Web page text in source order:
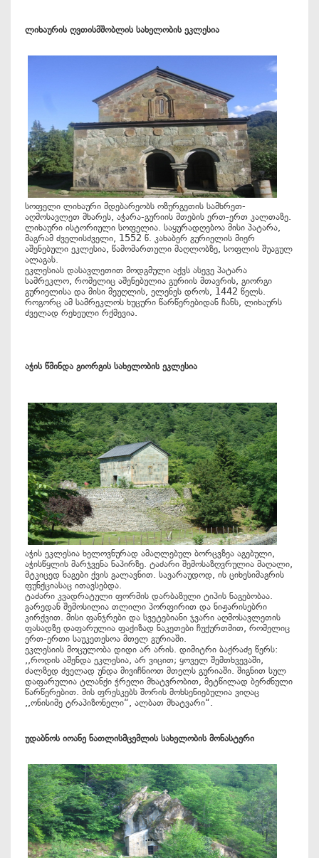
ლიხაურის ღვთისმშობლის სახელობის ეკლესია
სოფელი ლიხაური მდებარეობს ოზურგეთის სამხრეთ-
აღმოსავლეთ მხარეს, აჭარა-გურიის მთების ერთ-ერთ კალთაზე.
ლიხაური ისტორიული სოფელია. საყურადღებოა მისი პატარა,
მაგრამ ძველისძველი, 1552 წ. კახაბერ გურიელის მიერ
აშენებული ეკლესია, წამომართული მაღლობზე, სოფლის შუაგულ
ალაგას.
ეკლესიას დასავლეთით მოდგმული აქვს ასევე პატარა
სამრეკლო, რომელიც აშენებულია გურიის მთავრის, გიორგი
გურიელისა და მისი მეუღლის, ელენეს დროს, 1442 წელს.
როგორც ამ სამრეკლოს ხუცური წარწერებიდან ჩანს, ლიხაურს
ძველად რეხეული რქმევია.
აჭის წმინდა გიორგის სახელობის ეკლესია
აჭის ეკლესია ხელოვნურად ამაღლებულ ბორცვზეა აგებული,
აჭისწყლის მარჯვენა ნაპირზე. ტაძარი შემოსაზღვრულია მაღალი,
მტკიცედ ნაგები ქვის გალავნით. სავარაუდოდ, ის ციხესიმაგრის
ფუნქციასაც ითავსებდა.
ტაძარი კვადრატული ფორმის დარბაზული ტიპის ნაგებობაა.
გარედან შემოსილია თლილი პორფირით და ნიჟარისებრი
კირქვით. მისი ფანჯრები და სვეტებიანი ჯვარი აღმოსავლეთის
ფასადზე დაფარულია ფაქიზად ნაკეთები ჩუქურთმით, რომელიც
ერთ-ერთი საუკეთესოა მთელ გურიაში.
ეკლესიის მოცულობა დიდი არ არის. დიმიტრი ბაქრაძე წერს:
,,როდის აშენდა ეკლესია, არ ვიცით; ყოველ შემთხვევაში,
ძალზედ ძველად უნდა მივიჩნიოთ მთელს გურიაში. შიგნით სულ
დაფარულია ტლანქი ჭრელი მხატვრობით, მეტწილად ბერძნული
წარწერებით. მის ფრესკებს შორის მოხსენიებულია ვიღაც
,,ონისიმე ტრაპიზონელი“, ალბათ მხატვარი“.
უდაბნოს იოანე ნათლისმცემლის სახელობის მონასტერი